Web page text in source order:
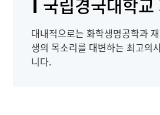
부가정보
대내적으로는 화학생명공학과
생의 목소리를 대변하는 최고의
니다.